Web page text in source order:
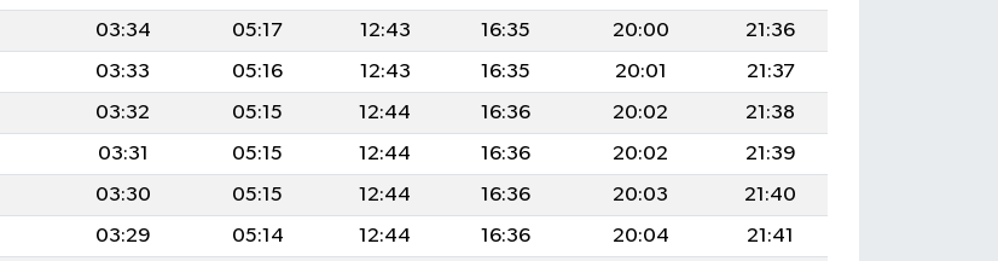
03:34 05:17 12:43 16:35 20:00
21:36
03:33 05:16 12:43 16:35 20:01
21:37
03:32 05:15 12:44 16:36 20:02
21:38
03:31 05:15 12:44 16:36 20:02
21:39
03:30 05:15 12:44 16:36 20:03
21:40
03:29 05:14 12:44 16:36 20:04
21:41